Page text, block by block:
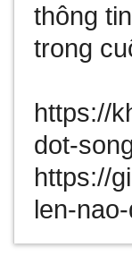
thông
trong
https://
dot-
https://
len-